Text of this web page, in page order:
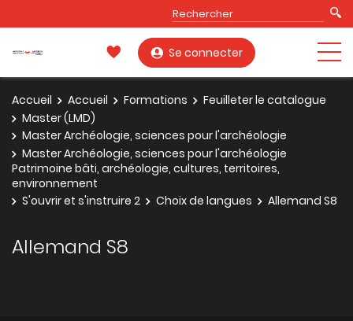
Se connecter
Accueil Accueil Formations
Feuilleter le catalogue
Master (LMD)
Master Archéologie, sciences pour l'archéologie
Master Archéologie, sciences pour l'archéologie
Patrimoine bâti, archéologie, cultures, territoires,
environnement
S'ouvrir et s'instruire 2
Choix de langues Allemand S8
Allemand S8